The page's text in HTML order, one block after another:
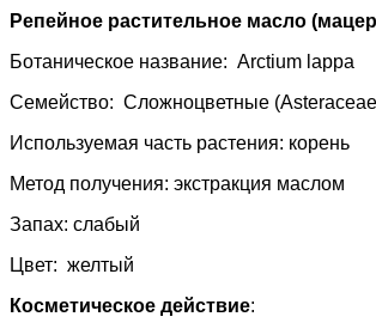
Репейное растительное масло
Ботаническое название: Arctium lappa
Семейство: Сложноцветные
Используемая часть растения: корень
Метод получения: экстракция маслом
Запах: слабый
Цвет: желтый
Косметическое действие: